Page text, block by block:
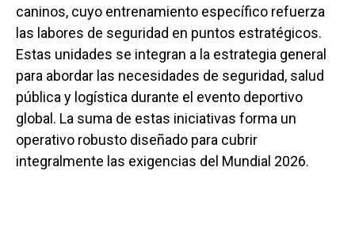
caninos, cuyo entrenamiento específico refuerza
las labores de seguridad en puntos estratégicos.
Estas unidades se integran a la estrategia general
para abordar las necesidades de seguridad, salud
pública y logística durante el evento deportivo
global. La suma de estas iniciativas forma un
operativo robusto diseñado para cubrir
integralmente las exigencias del Mundial 2026.